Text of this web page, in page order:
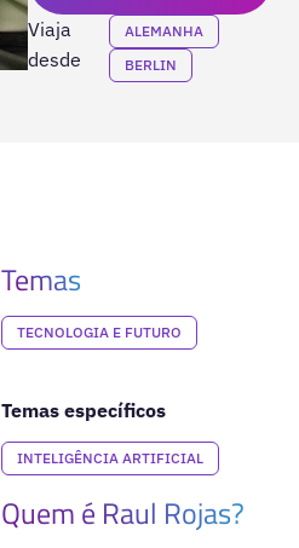
Viaja
desde
ALEMANHA
BERLIN
Temas
TECNOLOGIA E FUTURO
Temas específicos
INTELIGÊNCIA ARTIFICIAL
Quem é Raul Rojas?